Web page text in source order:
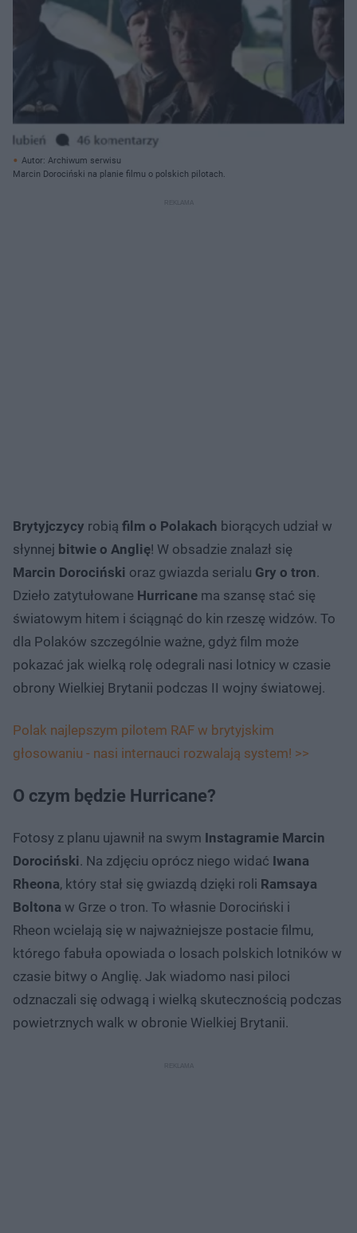
Autor: Archiwum serwisu
Marcin Dorociński na planie filmu o polskich pilotach.
Brytyjczycy robią film o Polakach biorących udział w
słynnej bitwie o Anglię! W obsadzie znalazł się
Marcin Dorociński oraz gwiazda serialu Gry o tron.
Dzieło zatytułowane Hurricane ma szansę stać się
światowym hitem i ściągnąć do kin rzeszę widzów. To
dla Polaków szczególnie ważne, gdyż film może
pokazać jak wielką rolę odegrali nasi lotnicy w czasie
obrony Wielkiej Brytanii podczas II wojny światowej.
Polak najlepszym pilotem RAF w brytyjskim
głosowaniu - nasi internauci rozwalają system! >>
O czym będzie Hurricane?
Fotosy z planu ujawnił na swym Instagramie Marcin
Dorociński. Na zdjęciu oprócz niego widać Iwana
Rheona, który stał się gwiazdą dzięki roli Ramsaya
Boltona w Grze o tron. To własnie Dorociński i
Rheon wcielają się w najważniejsze postacie filmu,
którego fabuła opowiada o losach polskich lotników w
czasie bitwy o Anglię. Jak wiadomo nasi piloci
odznaczali się odwagą i wielką skutecznością podczas
powietrznych walk w obronie Wielkiej Brytanii.